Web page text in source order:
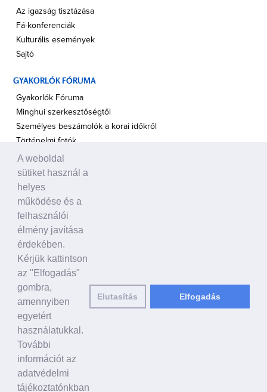
Az igazság tisztázása
Fá-konferenciák
Kulturális események
Sajtó
GYAKORLÓK FÓRUMA
Gyakorlók Fóruma
Minghui szerkesztőségtől
Személyes beszámolók a korai időkről
Történelmi fotók
A TÁMOGATÁS HANGJA
Politikusok
Civil szervezetek, ENSZ
Egyéb
A VILÁG HÍREI
HAGYOMÁNYOS KÍNAI KULTÚRA
Ősi történetek
Történelmi személyek
Shen Yun Performing Arts
LINKEK
falundafa.org
hu.faluninfo.eu
minghui.org
A weboldal
sütiket használ a
helyes
működése és a
felhasználói
élmény javítása
érdekében.
Kérjük kattintson
az "Elfogadás"
gombra,
amennyiben
egyetért
használatukkal.
További
információt az
adatvédelmi
tájékoztatónkban
Elutasítás Elfogadás